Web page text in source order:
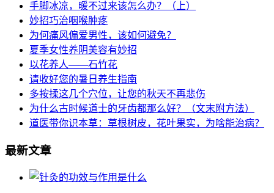
手脚冰凉，暖不过来该怎么办？（上）
妙招巧治咽喉肿疼
为何痛风偏爱男性，该如何避免？
夏季女性养阴美容有妙招
以花养人——石竹花
请收好您的暑日养生指南
多按揉这几个穴位，让您的秋天不再悲伤
为什么古时候道士的牙齿都那么好？（文末附方法）
道医带你识本草：草根树皮，花叶果实，为啥能治病？
最新文章